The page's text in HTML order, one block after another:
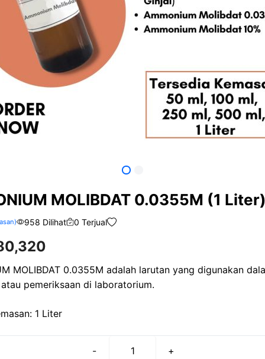
MOLIBDAT 0.0355M (1
958 Dilihat 0 Terjual
MOLIBDAT 0.0355M adalah larutan yang digunakan
pemeriksaan di laboratorium.
1 Liter
- +